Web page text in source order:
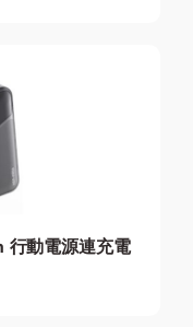
動電源連充電